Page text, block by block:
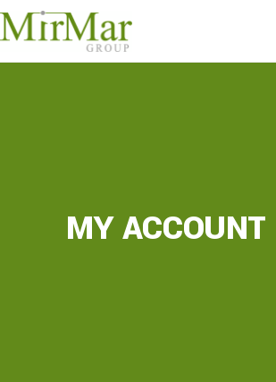
MY ACCOUNT